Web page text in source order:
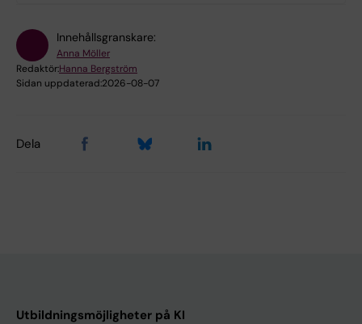
Innehållsgranskare:
Anna Möller
Redaktör:Hanna Bergström
Sidan uppdaterad:2026-08-07
Dela
Utbildningsmöjligheter på KI